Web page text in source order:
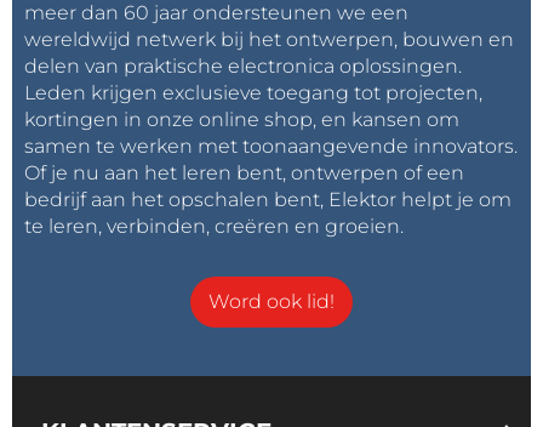
meer dan 60 jaar ondersteunen we een
wereldwijd netwerk bij het ontwerpen, bouwen en
delen van praktische electronica oplossingen.
Leden krijgen exclusieve toegang tot projecten,
kortingen in onze online shop, en kansen om
samen te werken met toonaangevende innovators.
Of je nu aan het leren bent, ontwerpen of een
bedrijf aan het opschalen bent, Elektor helpt je om
te leren, verbinden, creëren en groeien.
Word ook lid!